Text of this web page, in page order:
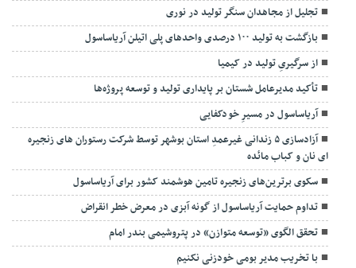
تجلیل از مجاهدان سنگر تولید در نوری
بازگشت به تولید ۱۰۰ درصدی واحدهای پلی اتیلن آریاساسول
از سرگیریِ تولید در کیمیا
تأکید مدیرعامل شستان بر پایداری تولید و توسعه پروژه‌ها
آریاساسول در مسیرِ خودکفایی
آزادسازی ۵ زندانی غیرعمدِ استان بوشهر توسط شرکت رستوران های زنجیره
ای نان و کباب مائده
سکوی برترین‌های زنجیره تامین هوشمند کشور برای آریاساسول
تداوم حمایت آریاساسول از گونه آبزی در معرض خطر انقراض
تحقق الگوی «توسعه متوازن» در پتروشیمی بندر امام
با تخریب مدیر بومی خودزنی نکنیم